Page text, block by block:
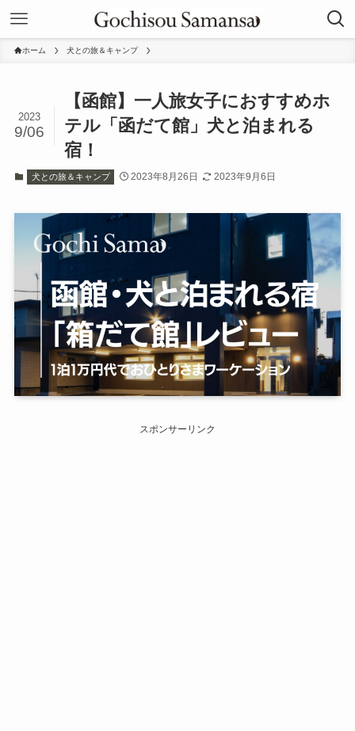
ホーム 犬との旅＆キャンプ
【函館】一人旅女子におすすめホ
テル「函だて館」犬と泊まれる
宿！
2023
9/06
犬との旅＆キャンプ 2023年8月26日 2023年9月6日
スポンサーリンク